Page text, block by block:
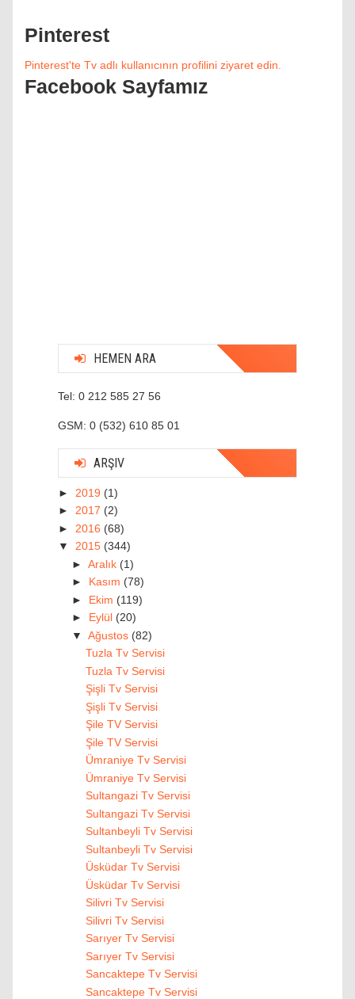
Pinterest
Pinterest'te Tv adlı kullanıcının profilini ziyaret edin.
Facebook Sayfamız
HEMEN ARA
Tel: 0 212 585 27 56
GSM: 0 (532) 610 85 01
ARŞIV
► 2019 (1)
► 2017 (2)
► 2016 (68)
▼ 2015 (344)
► Aralık (1)
► Kasım (78)
► Ekim (119)
► Eylül (20)
▼ Ağustos (82)
Tuzla Tv Servisi
Tuzla Tv Servisi
Şişli Tv Servisi
Şişli Tv Servisi
Şile TV Servisi
Şile TV Servisi
Ümraniye Tv Servisi
Ümraniye Tv Servisi
Sultangazi Tv Servisi
Sultangazi Tv Servisi
Sultanbeyli Tv Servisi
Sultanbeyli Tv Servisi
Üsküdar Tv Servisi
Üsküdar Tv Servisi
Silivri Tv Servisi
Silivri Tv Servisi
Sarıyer Tv Servisi
Sarıyer Tv Servisi
Sancaktepe Tv Servisi
Sancaktepe Tv Servisi